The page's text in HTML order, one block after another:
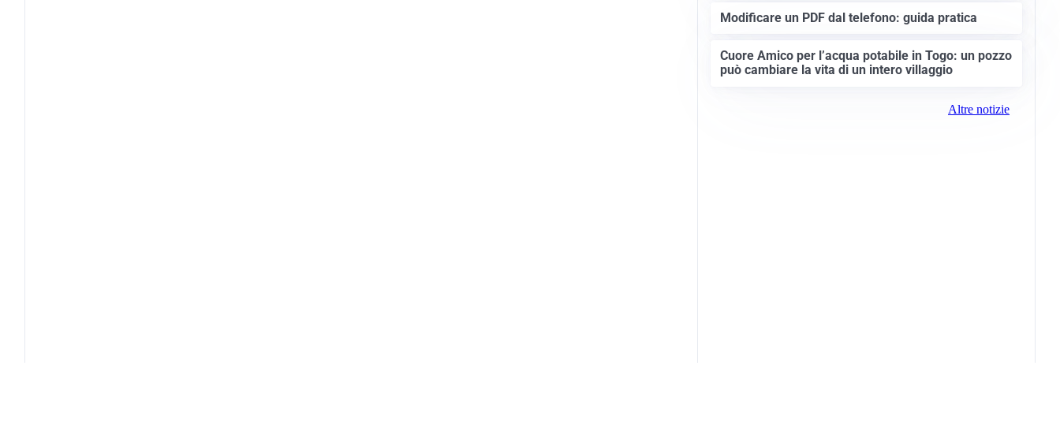
Modificare un PDF dal telefono: guida pratica
Cuore Amico per l’acqua potabile in Togo: un pozzo
può cambiare la vita di un intero villaggio
Altre notizie